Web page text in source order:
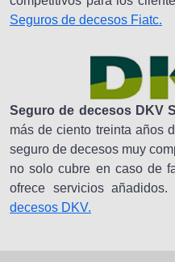
Seguros de decesos Fiatc.
Seguro de decesos DKV
más de ciento treinta años
seguro de decesos muy
no solo cubre en caso de
ofrece servicios añadidos.
decesos DKV.